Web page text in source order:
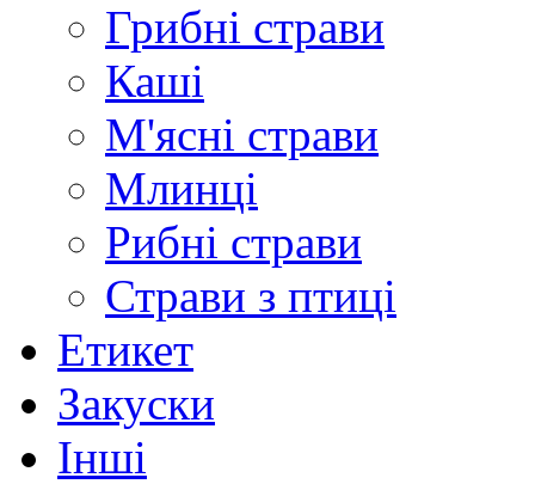
Грибні страви
Каші
М'ясні страви
Млинці
Рибні страви
Страви з птиці
Етикет
Закуски
Інші